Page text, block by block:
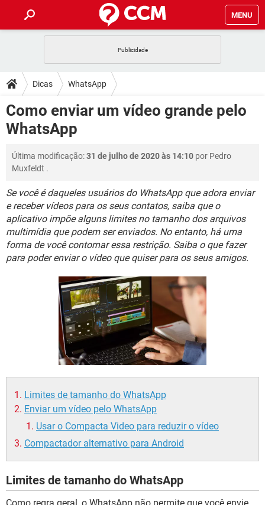
MENU
CELULAR
OUTLOOK EXCEL
INSTAGRAM
DICAS
JOGOS
CELULAR FACEBOOK
INSTAGRAM GMAIL
DOWNLOADS
JOGOS
OUTLOOK
INSTAGRAM GMAIL
GUIA DE COMPRAS
FÓRUM
JOGOS WHATSAPP
OUTLOOK EXCEL
INSTAGRAM GMAIL
GUIA DE COMPRAS
GLOSSÁRIO
JOGOS WHATSAPP
CELULAR FACEBOOK
OUTLOOK EXCEL
INSTAGRAM GMAIL
Dicas WhatsApp
Como enviar um vídeo grande pelo
WhatsApp
Última modificação:31 de julho de 2020 às 14:10 por Pedro
Muxfeldt .
Se você é daqueles usuários do WhatsApp que adora enviar
e receber vídeos para os seus contatos, saiba que o
aplicativo impõe alguns limites no tamanho dos arquivos
multimídia que podem ser enviados. No entanto, há uma
forma de você contornar essa restrição. Saiba o que fazer
para poder enviar o vídeo que quiser para os seus amigos.
Limites de tamanho do WhatsApp
Enviar um vídeo pelo WhatsApp
Usar o Compacta Video para reduzir o vídeo
Compactador alternativo para Android
Limites de tamanho do WhatsApp